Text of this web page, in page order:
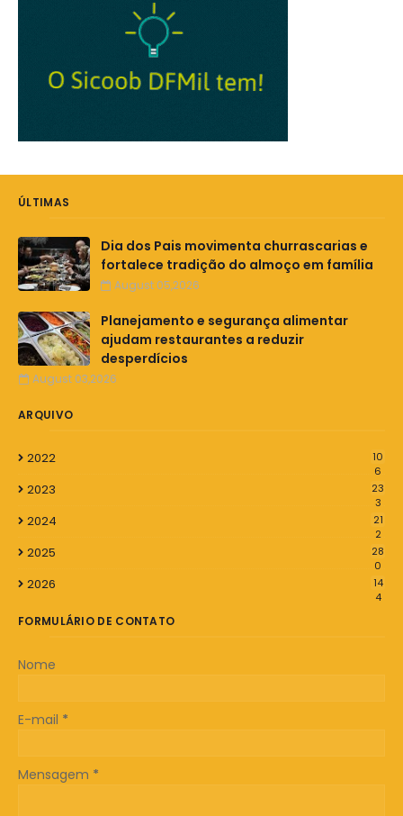
ÚLTIMAS
Dia dos Pais movimenta churrascarias e
fortalece tradição do almoço em família
August 05,2026
Planejamento e segurança alimentar
ajudam restaurantes a reduzir
desperdícios
August 03,2026
ARQUIVO
2022
10
6
2023
23
3
2024
21
2
2025
28
0
2026
14
4
FORMULÁRIO DE CONTATO
Nome
E-mail *
Mensagem *